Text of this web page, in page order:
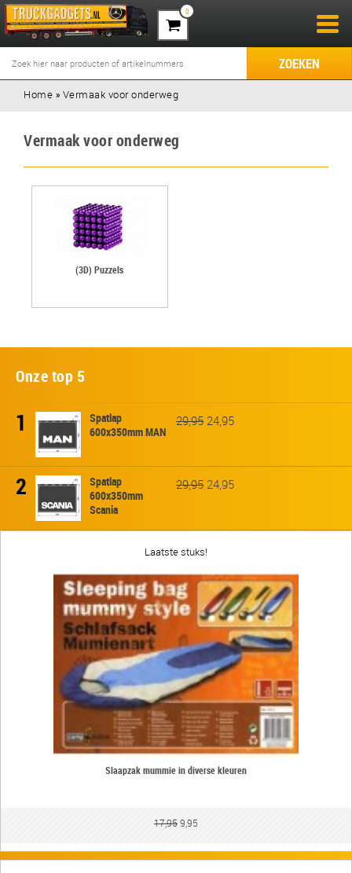
0
ZOEKEN
Home » Vermaak voor onderweg
Vermaak voor onderweg
(3D) Puzzels
Onze top 5
1
Spatlap
600x350mm MAN
29,95 24,95
2
Spatlap
600x350mm
Scania
29,95 24,95
Laatste stuks!
Slaapzak mummie in diverse kleuren
17,959,95